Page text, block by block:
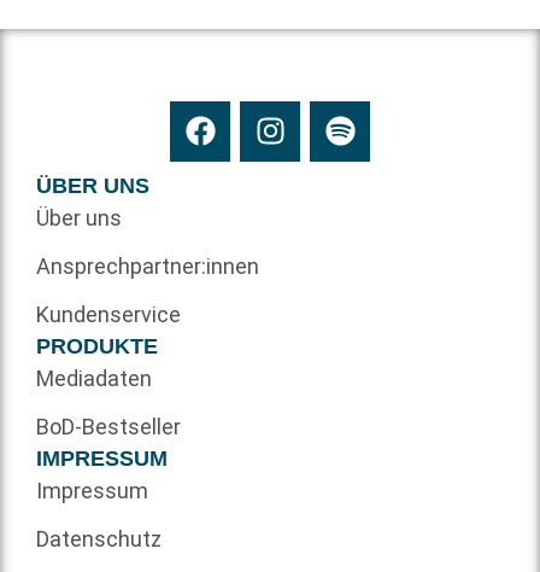
ÜBER UNS
Über uns
Ansprechpartner:innen
Kundenservice
PRODUKTE
Mediadaten
BoD-Bestseller
IMPRESSUM
Impressum
Datenschutz